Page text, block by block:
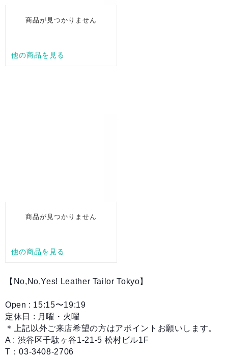
【No,No,Yes! Leather Tailor Tokyo】
Open : 15:15〜19:19
定休日 : 月曜・火曜
＊上記以外ご来店希望の方はアポイントお願いします。
A : 渋谷区千駄ヶ谷1-21-5 松村ビル1F
T：03-3408-2706